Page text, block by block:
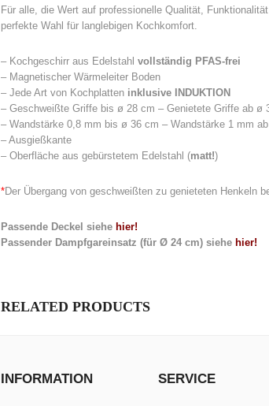
Für alle, die Wert auf professionelle Qualität,
perfekte Wahl für langlebigen Kochkomfort.
– Kochgeschirr aus Edelstahl vollständig PFAS-frei
– Magnetischer Wärmeleiter Boden
– Jede Art von Kochplatten inklusive INDUKTION
– Geschweißte Griffe bis ø 28 cm – Genietete Griffe ab ø
– Wandstärke 0,8 mm bis ø 36 cm – Wandstärke 1 mm
– Ausgießkante
– Oberfläche aus gebürstetem Edelstahl (matt!)
*Der Übergang von geschweißten zu genieteten Henkeln
Passende Deckel siehe hier!
Passender Dampfgareinsatz (für Ø 24 cm) siehe hier!
RELATED PRODUCTS
INFORMATION SERVICE